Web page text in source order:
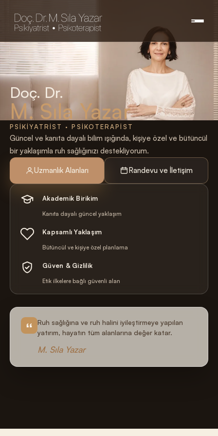
Doç. Dr.
M. Sıla Yazar
PSIKIYATRIST · PSIKOTERAPIST
Güncel ve kanıta dayalı bilim ışığında, kişiye özel ve bütüncül
bir yaklaşımla ruh sağlığınızı destekliyorum.
Uzmanlık Alanları Randevu ve İletişim
Akademik Birikim
Kanıta dayalı güncel yaklaşım
Kapsamlı Yaklaşım
Bütüncül ve kişiye özel planlama
Güven & Gizlilik
Etik ilkelere bağlı güvenli alan
Ruh sağlığına ve ruh halini iyileştirmeye yapılan
yatırım, hayatın tüm alanlarına değer katar.
M. Sıla Yazar